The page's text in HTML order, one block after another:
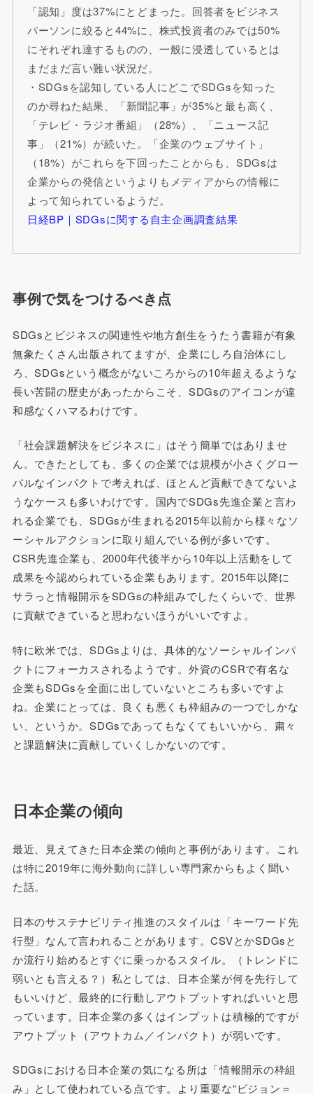
「認知」度は37%にとどまった。回答者をビジネス
パーソンに絞ると44%に、株式投資者のみでは50%
にそれぞれ達するものの、一般に浸透しているとは
まだまだ言い難い状況だ。
・SDGsを認知している人にどこでSDGsを知った
のか尋ねた結果、「新聞記事」が35%と最も高く、
「テレビ・ラジオ番組」（28%）、「ニュース記
事」（21%）が続いた。「企業のウェブサイト」
（18%）がこれらを下回ったことからも、SDGsは
企業からの発信というよりもメディアからの情報に
よって知られているようだ。
日経BP｜SDGsに関する自主企画調査結果
事例で気をつけるべき点
SDGsとビジネスの関連性や地方創生をうたう書籍が有象
無象たくさん出版されてますが、企業にしろ自治体にし
ろ、SDGsという概念がないころからの10年超えるような
長い苦闘の歴史があったからこそ、SDGsのアイコンが違
和感なくハマるわけです。
「社会課題解決をビジネスに」はそう簡単ではありませ
ん。できたとしても、多くの企業では規模が小さくグロー
バルなインパクトで考えれば、ほとんど貢献できてないよ
うなケースも多いわけです。国内でSDGs先進企業と言わ
れる企業でも、SDGsが生まれる2015年以前から様々なソ
ーシャルアクションに取り組んでいる例が多いです。
CSR先進企業も、2000年代後半から10年以上活動をして
成果を今認められている企業もあります。2015年以降に
サラっと情報開示をSDGsの枠組みでしたくらいで、世界
に貢献できていると思わないほうがいいですよ。
特に欧米では、SDGsよりは、具体的なソーシャルインパ
クトにフォーカスされるようです。外資のCSRで有名な
企業もSDGsを全面に出していないところも多いですよ
ね。企業にとっては、良くも悪くも枠組みの一つでしかな
い、というか。SDGsであってもなくてもいいから、粛々
と課題解決に貢献していくしかないのです。
日本企業の傾向
最近、見えてきた日本企業の傾向と事例があります。これ
は特に2019年に海外動向に詳しい専門家からもよく聞い
た話。
日本のサステナビリティ推進のスタイルは「キーワード先
行型」なんて言われることがあります。CSVとかSDGsと
か流行り始めるとすぐに乗っかるスタイル。（トレンドに
弱いとも言える？）私としては、日本企業が何を先行して
もいいけど、最終的に行動しアウトプットすればいいと思
っています。日本企業の多くはインプットは積極的ですが
アウトプット（アウトカム／インパクト）が弱いです。
SDGsにおける日本企業の気になる所は「情報開示の枠組
み」として使われている点です。より重要な“ビジョン＝